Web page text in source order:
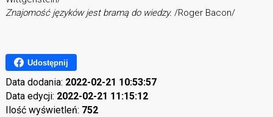
Znajomość języków jest bramą do wiedzy. /Roger Bacon/
Udostępnij
Data dodania: 2022-02-21 10:53:57
Data edycji: 2022-02-21 11:15:12
Ilość wyświetleń: 752